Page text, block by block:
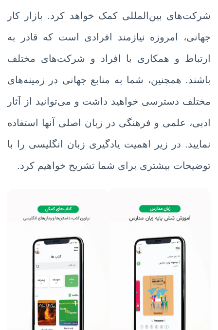
شرکت‌های بین‌المللی کمک خواهد کرد. بازار کار
جهانی، امروزه نیازمند افرادی است که قادر به
ارتباط و همکاری با افراد و شرکت‌های مختلف
باشند. همچنین، شما به منابع جهانی در زمینه‌های
مختلف دسترسی خواهید داشت و می‌توانید از آثار
ادبی، علمی و فرهنگی در زبان اصلی آنها استفاده
نمایید. در زیر اهمیت یادگیری زبان انگلیسی را با
توضیحات بیشتری برای شما تشریح خواهیم کرد.